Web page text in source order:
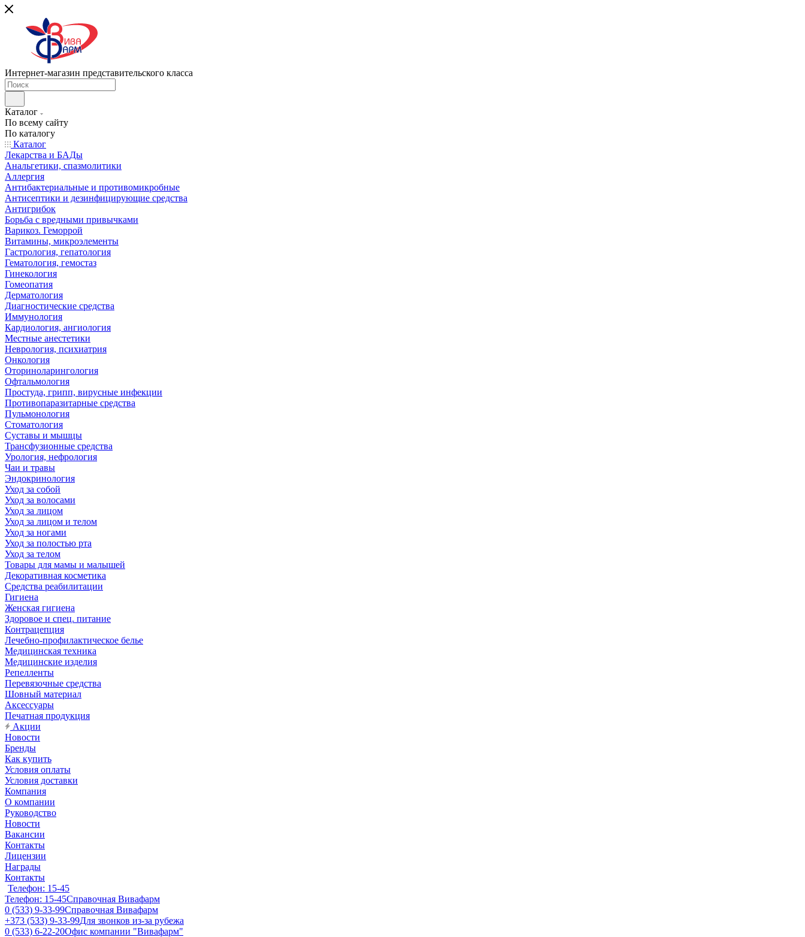
Интернет-магазин представительского класса
Каталог
По всему сайту
По каталогу
Каталог
Лекарства и БАДы
Анальгетики, спазмолитики
Аллергия
Антибактериальные и противомикробные
Антисептики и дезинфицирующие средства
Антигрибок
Борьба с вредными привычками
Варикоз. Геморрой
Витамины, микроэлементы
Гастрология, гепатология
Гематология, гемостаз
Гинекология
Гомеопатия
Дерматология
Диагностические средства
Иммунология
Кардиология, ангиология
Местные анестетики
Неврология, психиатрия
Онкология
Оториноларингология
Офтальмология
Простуда, грипп, вирусные инфекции
Противопаразитарные средства
Пульмонология
Стоматология
Суставы и мышцы
Трансфузионные средства
Урология, нефрология
Чаи и травы
Эндокринология
Уход за собой
Уход за волосами
Уход за лицом
Уход за лицом и телом
Уход за ногами
Уход за полостью рта
Уход за телом
Товары для мамы и малышей
Декоративная косметика
Средства реабилитации
Гигиена
Женская гигиена
Здоровое и спец. питание
Контрацепция
Лечебно-профилактическое белье
Медицинская техника
Медицинские изделия
Репелленты
Перевязочные средства
Шовный материал
Аксессуары
Печатная продукция
Акции
Новости
Бренды
Как купить
Условия оплаты
Условия доставки
Компания
О компании
Руководство
Новости
Вакансии
Контакты
Лицензии
Награды
Контакты
Телефон: 15-45
Телефон: 15-45Справочная Вивафарм
0 (533) 9-33-99Справочная Вивафарм
+373 (533) 9-33-99Для звонков из-за рубежа
0 (533) 6-22-20Офис компании "Вивафарм"